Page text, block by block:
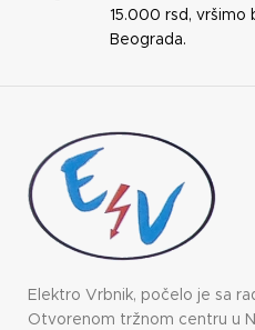
15.000 rsd, vršimo
Beograda.
Elektro Vrbnik, počelo je sa
Otvorenom tržnom centru u